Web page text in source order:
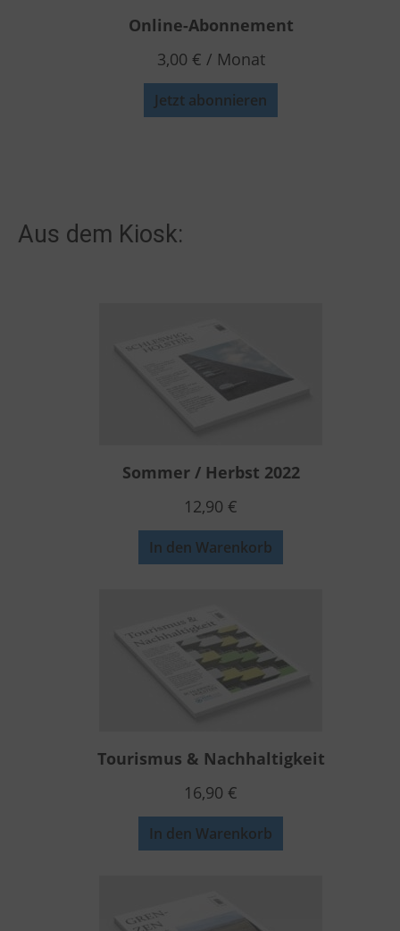
Online-Abonnement
3,00 € / Monat
Jetzt abonnieren
Aus dem Kiosk:
Sommer / Herbst 2022
12,90 €
In den Warenkorb
Tourismus & Nachhaltigkeit
16,90 €
In den Warenkorb